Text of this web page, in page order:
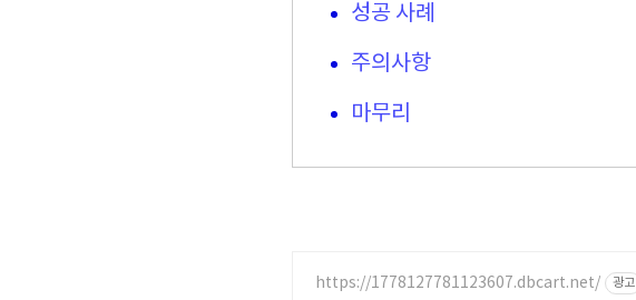
성공 사례
주의사항
마무리
https://1778127781123607.dbcart.net/ 광고